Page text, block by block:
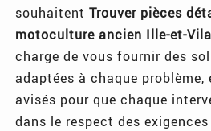
souhaitentTrouver pièces
motoculture ancien Ille-et-
charge de vous fournir des
adaptées à chaque problème,
avisés pour que chaque
dans le respect des